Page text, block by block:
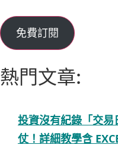
免費訂閱
熱門文章:
投資沒有紀錄「交
仗！詳細教學含